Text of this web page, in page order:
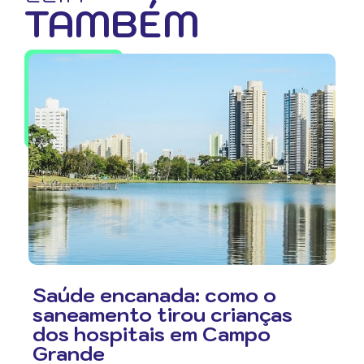
TAMBÉM
Saúde encanada: como o
saneamento tirou crianças
dos hospitais em Campo
Grande